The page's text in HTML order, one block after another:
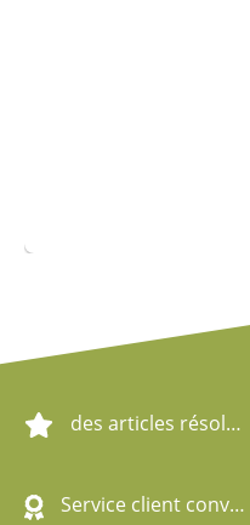
des articles résolument écologiques
Service client convivial